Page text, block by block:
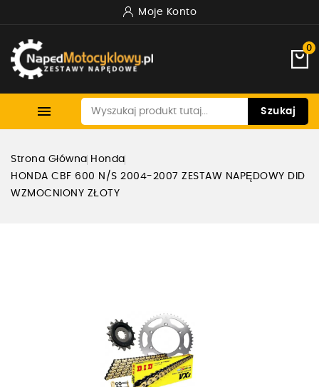
Moje Konto
0
 Szukaj
Strona Główna Honda
HONDA CBF 600 N/S 2004-2007 ZESTAW NAPĘDOWY DID
WZMOCNIONY ZŁOTY